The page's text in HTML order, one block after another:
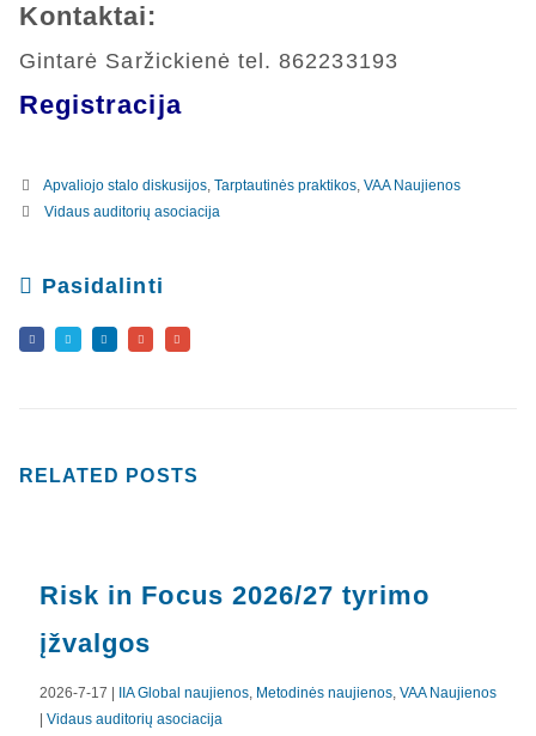
Kontaktai:
Gintarė Saržickienė tel. 862233193
Registracija
Apvaliojo stalo diskusijos, Tarptautinės praktikos, VAA Naujienos
Vidaus auditorių asociacija
Pasidalinti
RELATED POSTS
Risk in Focus 2026/27 tyrimo
įžvalgos
2026-7-17 | IIA Global naujienos Metodinės naujienos VAA Naujienos
| Vidaus auditorių asociacija